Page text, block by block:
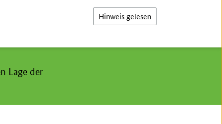
Forstwirtschaft
Lage der
Hinweis gelesen